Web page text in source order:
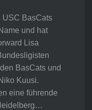
USC BasCats
und hat
Lisa
BasCats und
Kuusi.
eine führende